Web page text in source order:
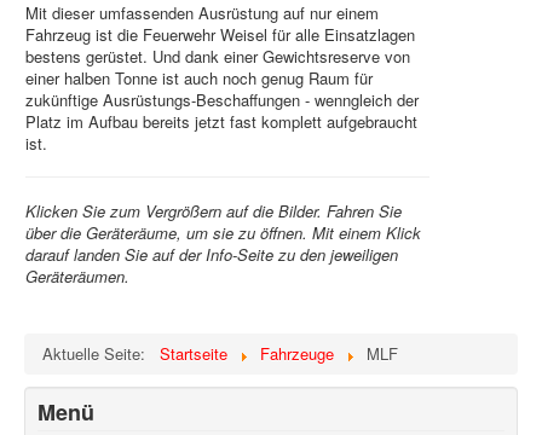
Mit dieser umfassenden Ausrüstung auf nur einem
Fahrzeug ist die Feuerwehr Weisel für alle Einsatzlagen
bestens gerüstet. Und dank einer Gewichtsreserve von
einer halben Tonne ist auch noch genug Raum für
zukünftige Ausrüstungs-Beschaffungen - wenngleich der
Platz im Aufbau bereits jetzt fast komplett aufgebraucht
ist.
Klicken Sie zum Vergrößern auf die Bilder. Fahren Sie
über die Geräteräume, um sie zu öffnen. Mit einem Klick
darauf landen Sie auf der Info-Seite zu den jeweiligen
Geräteräumen.
Aktuelle Seite: Startseite Fahrzeuge MLF
Menü